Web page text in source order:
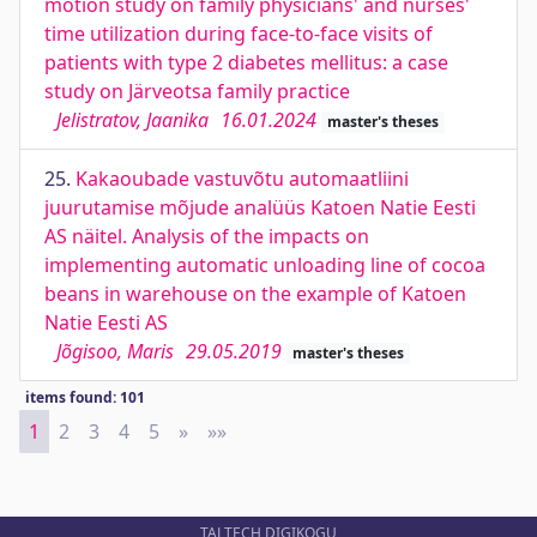
time utilization during face-to-face visits of
patients with type 2 diabetes mellitus: a case
study on Järveotsa family practice
Jelistratov, Jaanika 16.01.2024 master's theses
25. Kakaoubade vastuvõtu automaatliini
juurutamise mõjude analüüs Katoen Natie Eesti
AS näitel. Analysis of the impacts on
implementing automatic unloading line of cocoa
beans in warehouse on the example of Katoen
Natie Eesti AS
Jõgisoo, Maris 29.05.2019 master's theses
items found: 101
1 2 3 4 5 » Next
»»
TALTECH DIGIKOGU